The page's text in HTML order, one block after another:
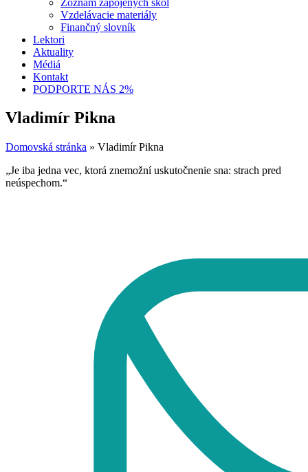
Vzdelávacie materiály
Finančný slovník
Lektori
Aktuality
Médiá
Kontakt
PODPORTE NÁS 2%
Vladimír Pikna
Domovská stránka » Vladimír Pikna
„Je iba jedna vec, ktorá znemožní uskutočnenie sna: strach pred
neúspechom.“